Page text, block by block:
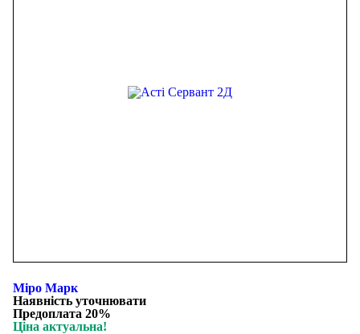
Міро Марк
Наявність уточнювати
Предоплата 20%
Ціна актуальна!